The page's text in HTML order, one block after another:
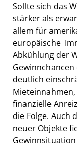
Sollte sich das
stärker als
allem für
europäische 
Abkühlung der
deutlich
finanzielle
die Folge. Auch
neuer Objekte